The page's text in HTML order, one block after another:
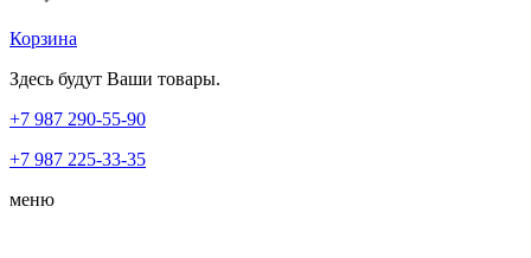
Корзина
Здесь будут Ваши товары.
+7 987 290-55-90
+7 987 225-33-35
меню